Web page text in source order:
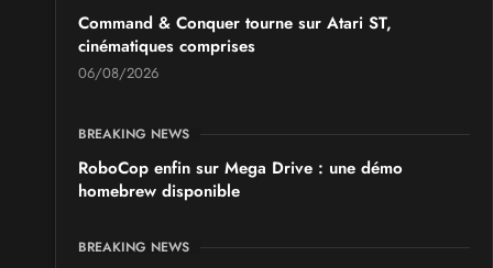
Command & Conquer tourne sur Atari ST,
cinématiques comprises
06/08/2026
BREAKING NEWS
RoboCop enfin sur Mega Drive : une démo
homebrew disponible
BREAKING NEWS